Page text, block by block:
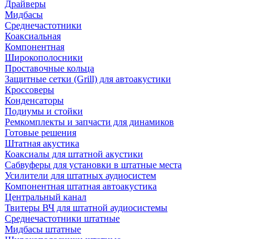
Драйверы
Мидбасы
Среднечастотники
Коаксиальная
Компонентная
Широкополосники
Проставочные кольца
Защитные сетки (Grill) для автоакустики
Кроссоверы
Конденсаторы
Подиумы и стойки
Ремкомплекты и запчасти для динамиков
Готовые решения
Штатная акустика
Коаксиалы для штатной акустики
Сабвуферы для установки в штатные места
Усилители для штатных аудиосистем
Компонентная штатная автоакустика
Центральный канал
Твитеры ВЧ для штатной аудиосистемы
Среднечастотники штатные
Мидбасы штатные